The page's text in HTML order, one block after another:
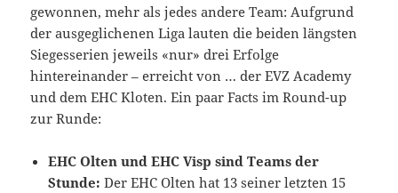
gewonnen, mehr als jedes andere Team: Aufgrund
der ausgeglichenen Liga lauten die beiden längsten
Siegesserien jeweils «nur» drei Erfolge
hintereinander – erreicht von … der EVZ Academy
und dem EHC Kloten. Ein paar Facts im Round-up
zur Runde:
EHC Olten und EHC Visp sind Teams der
Stunde: Der EHC Olten hat 13 seiner letzten 15